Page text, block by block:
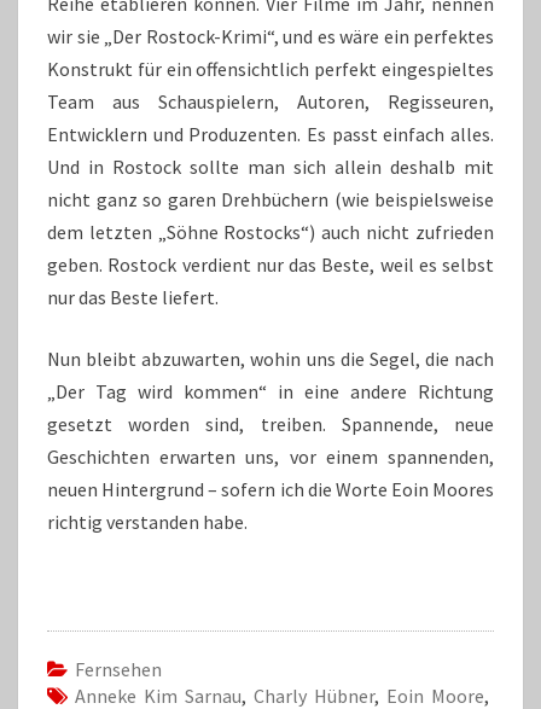
wir sie „Der Rostock-Krimi“, und es wäre ein perfektes
Konstrukt für ein offensichtlich perfekt eingespieltes
Team aus Schauspielern, Autoren, Regisseuren,
Entwicklern und Produzenten. Es passt einfach alles.
Und in Rostock sollte man sich allein deshalb mit
nicht ganz so garen Drehbüchern (wie beispielsweise
dem letzten „Söhne Rostocks“) auch nicht zufrieden
geben. Rostock verdient nur das Beste, weil es selbst
nur das Beste liefert.
Nun bleibt abzuwarten, wohin uns die Segel, die nach
„Der Tag wird kommen“ in eine andere Richtung
gesetzt worden sind, treiben. Spannende, neue
Geschichten erwarten uns, vor einem spannenden,
neuen Hintergrund – sofern ich die Worte Eoin Moores
richtig verstanden habe.
Fernsehen
Anneke Kim Sarnau, Charly Hübner, Eoin Moore,